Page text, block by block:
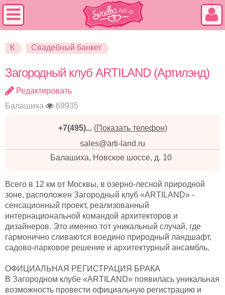
К Свадебный банкет
Загородный клуб ARTILAND (Артилэнд)
Редактировать
Балашиха
69935
+7(495)... (Показать телефон)
sales@arti-land.ru
Балашиха, Новское шоссе, д. 10
Всего в 12 км от Москвы, в озерно-лесной природной
зоне, расположен Загородный клуб «ARTILAND» -
сенсационный проект, реализованный
интернациональной командой архитекторов и
дизайнеров. Это именно тот уникальный случай, где
гармонично сливаются воедино природный ландшафт,
садово-парковое решение и архитектурный ансамбль.
ОФИЦИАЛЬНАЯ РЕГИСТРАЦИЯ БРАКА
В Загородном клубе «ARTILAND» появилась уникальная
возможность провести официальную регистрацию и